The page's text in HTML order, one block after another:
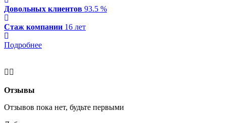
Довольных клиентов 93.5 %
Стаж компании 16 лет
Подробнее
Отзывы
Отзывов пока нет, будьте первыми